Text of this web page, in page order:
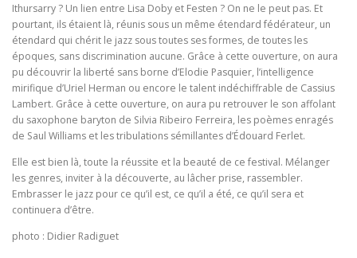
Ithursarry ? Un lien entre Lisa Doby et Festen ? On ne le peut pas. Et
pourtant, ils étaient là, réunis sous un même étendard fédérateur, un
étendard qui chérit le jazz sous toutes ses formes, de toutes les
époques, sans discrimination aucune. Grâce à cette ouverture, on aura
pu découvrir la liberté sans borne d’Elodie Pasquier, l’intelligence
mirifique d’Uriel Herman ou encore le talent indéchiffrable de Cassius
Lambert. Grâce à cette ouverture, on aura pu retrouver le son affolant
du saxophone baryton de Silvia Ribeiro Ferreira, les poèmes enragés
de Saul Williams et les tribulations sémillantes d’Édouard Ferlet.
Elle est bien là, toute la réussite et la beauté de ce festival. Mélanger
les genres, inviter à la découverte, au lâcher prise, rassembler.
Embrasser le jazz pour ce qu’il est, ce qu’il a été, ce qu’il sera et
continuera d’être.
photo : Didier Radiguet